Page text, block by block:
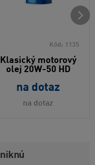
Kód: 1135
Klasický motorový
olej 20W-50 HD
na dotaz
na dotaz